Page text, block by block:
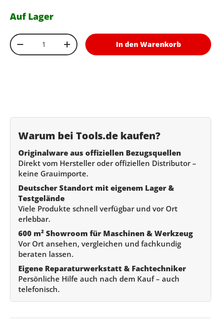
Auf Lager
Anzahl
Menge verringernMenge erhöhenIn den Warenkorb
Warum bei Tools.de kaufen?
Originalware aus offiziellen Bezugsquellen
Direkt vom Hersteller oder offiziellen Distributor –
keine Grauimporte.
Deutscher Standort mit eigenem Lager &
Testgelände
Viele Produkte schnell verfügbar und vor Ort
erlebbar.
600 m² Showroom für Maschinen & Werkzeug
Vor Ort ansehen, vergleichen und fachkundig
beraten lassen.
Eigene Reparaturwerkstatt & Fachtechniker
Persönliche Hilfe auch nach dem Kauf – auch
telefonisch.